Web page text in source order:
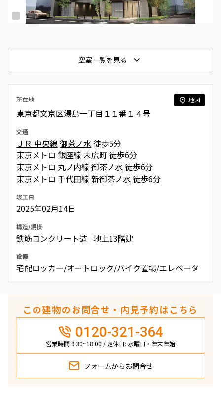
空室一覧を見る
所在地 地図
東京都文京区湯島一丁目１１番１４号
交通
ＪＲ 中央線 御茶ノ水徒歩5分
東京メトロ 銀座線 末広町徒歩6分
東京メトロ 丸ノ内線 御茶ノ水徒歩6分
東京メトロ 千代田線 新御茶ノ水徒歩6分
竣工日
2025年02月14日
構造/規模
鉄筋コンクリート造 地上13階建
設備
宅配ロッカー/オートロック/バイク置場/エレベータ
この建物のお問合せ・内見予約はこちら
0120-321-364
営業時間 9:30~18:00 / 定休日: 水曜日・年末年始
フォームから お問合せ